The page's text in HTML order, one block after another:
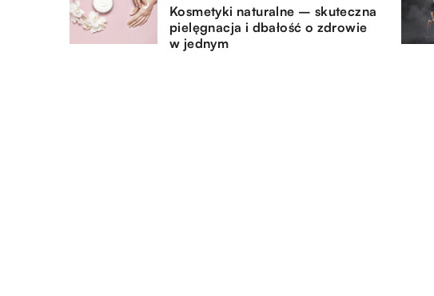
Kosmetyki naturalne – skuteczna
pielęgnacja i dbałość o zdrowie
w jednym